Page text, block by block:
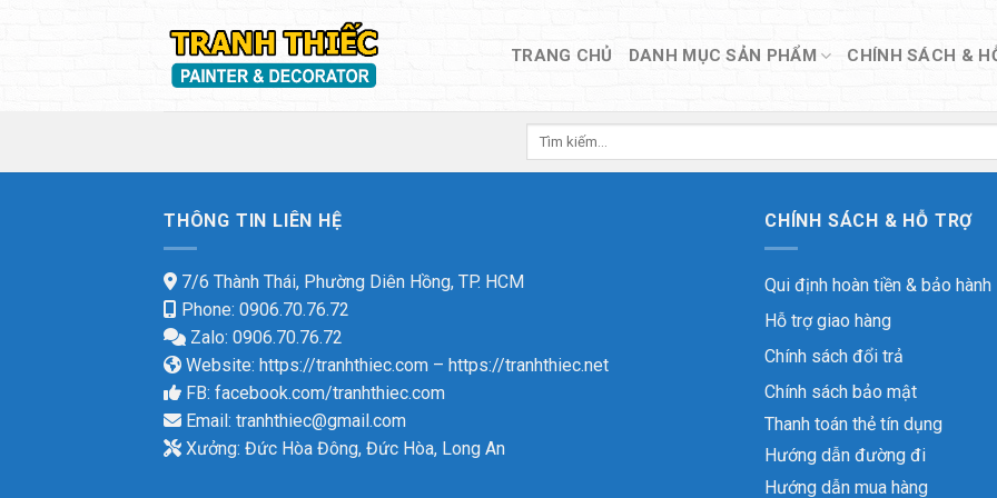
TRANG CHỦ DANH MỤC SẢN PHẨM CHÍNH SÁCH &
Tìm
THÔNG TIN LIÊN HỆ
7/6 Thành Thái, Phường Diên Hồng, TP. HCM
Phone: 0906.70.76.72
Zalo: 0906.70.76.72
Website: https://tranhthiec.com – https://tranhthiec.net
FB: facebook.com/tranhthiec.com
Email: tranhthiec@gmail.com
Xưởng: Đức Hòa Đông, Đức Hòa, Long An
CHÍNH SÁCH & HỖ TRỢ
Qui định hoàn tiền & bảo hành
Hỗ trợ giao hàng
Chính sách đổi trả
Chính sách bảo mật
Thanh toán thẻ tín dụng
Hướng dẫn đường đi
Hướng dẫn mua hàng